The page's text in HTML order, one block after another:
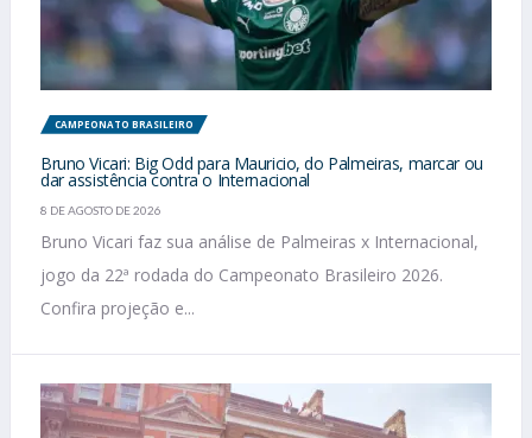
CAMPEONATO BRASILEIRO
Bruno Vicari: Big Odd para Mauricio, do Palmeiras, marcar ou
dar assistência contra o Internacional
8 DE AGOSTO DE 2026
Bruno Vicari faz sua análise de Palmeiras x Internacional,
jogo da 22ª rodada do Campeonato Brasileiro 2026.
Confira projeção e...